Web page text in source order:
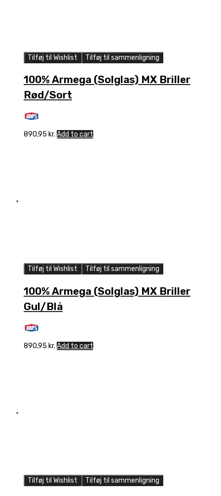
Tilføj til Wishlist Tilføj til sammenligning
100% Armega (Solglas) MX Briller
Rød/Sort
890,95 kr. Add to cart
Tilføj til Wishlist Tilføj til sammenligning
100% Armega (Solglas) MX Briller
Gul/Blå
890,95 kr. Add to cart
Tilføj til Wishlist Tilføj til sammenligning